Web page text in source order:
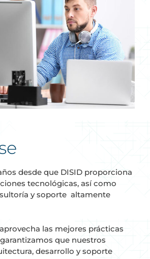
desde que DISID proporciona
tecnológicas, así como
y soporte altamente
las mejores prácticas
que nuestros
desarrollo y soporte